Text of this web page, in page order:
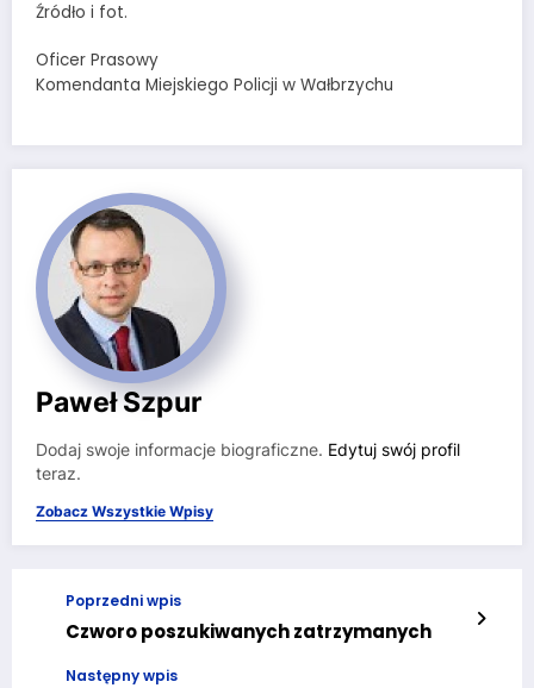
Źródło i fot.
Oficer Prasowy
Komendanta Miejskiego Policji w Wałbrzychu
Paweł Szpur
Dodaj swoje informacje biograficzne. Edytuj swój profil
teraz.
Zobacz Wszystkie Wpisy
Poprzedni wpis
Czworo poszukiwanych zatrzymanych
Następny wpis